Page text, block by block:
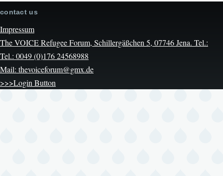
contact us
Impressum
The VOICE Refugee Forum, Schillergäßchen 5, 07746 Jena. Tel.:
Tel.: 0049 (0)176 24568988
Mail: thevoiceforum@gmx.de
>>>Login Button